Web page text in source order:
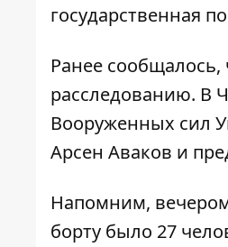
государственная
Ранее сообщалось,
расследованию. В
Вооруженных сил
Арсен Аваков и
Напомним, вечером
борту было 27